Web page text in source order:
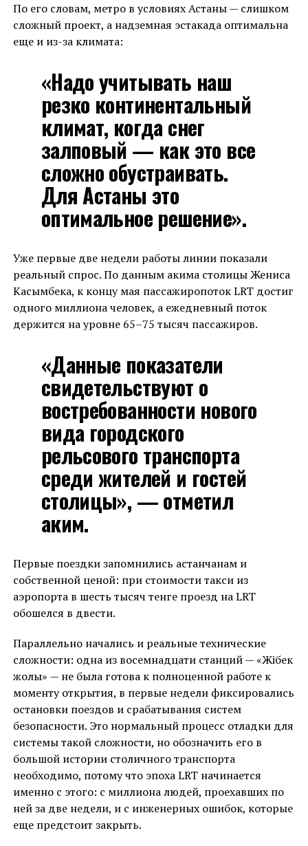
По его словам, метро в условиях Астаны — слишком
сложный проект, а надземная эстакада оптимальна
еще и из-за климата:
«Надо учитывать наш
резко континентальный
климат, когда снег
залповый — как это все
сложно обустраивать.
Для Астаны это
оптимальное решение».
Уже первые две недели работы линии показали
реальный спрос. По данным акима столицы Жениса
Касымбека, к концу мая пассажиропоток LRT достиг
одного миллиона человек, а ежедневный поток
держится на уровне 65–75 тысяч пассажиров.
«Данные показатели
свидетельствуют о
востребованности нового
вида городского
рельсового транспорта
среди жителей и гостей
столицы», — отметил
аким.
Первые поездки запомнились астанчанам и
собственной ценой: при стоимости такси из
аэропорта в шесть тысяч тенге проезд на LRT
обошелся в двести.
Параллельно начались и реальные технические
сложности: одна из восемнадцати станций — «Жібек
жолы» — не была готова к полноценной работе к
моменту открытия, в первые недели фиксировались
остановки поездов и срабатывания систем
безопасности. Это нормальный процесс отладки для
системы такой сложности, но обозначить его в
большой истории столичного транспорта
необходимо, потому что эпоха LRT начинается
именно с этого: с миллиона людей, проехавших по
ней за две недели, и с инженерных ошибок, которые
еще предстоит закрыть.